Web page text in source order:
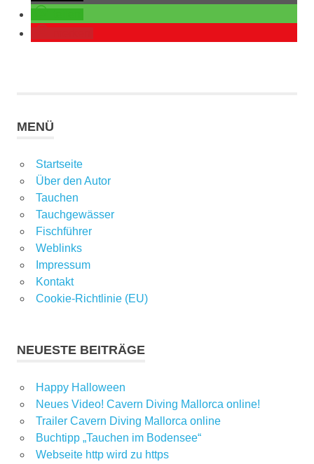
MENÜ
Startseite
Über den Autor
Tauchen
Tauchgewässer
Fischführer
Weblinks
Impressum
Kontakt
Cookie-Richtlinie (EU)
NEUESTE BEITRÄGE
Happy Halloween
Neues Video! Cavern Diving Mallorca online!
Trailer Cavern Diving Mallorca online
Buchtipp „Tauchen im Bodensee“
Webseite http wird zu https